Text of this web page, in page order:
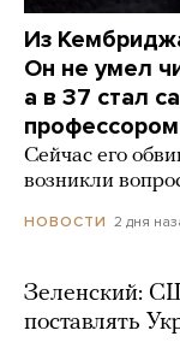
Из
Он не умел
а в 37 стал
Сейчас его
возникли
НОВОСТИ 2 дня
Зеленский:
поставлять